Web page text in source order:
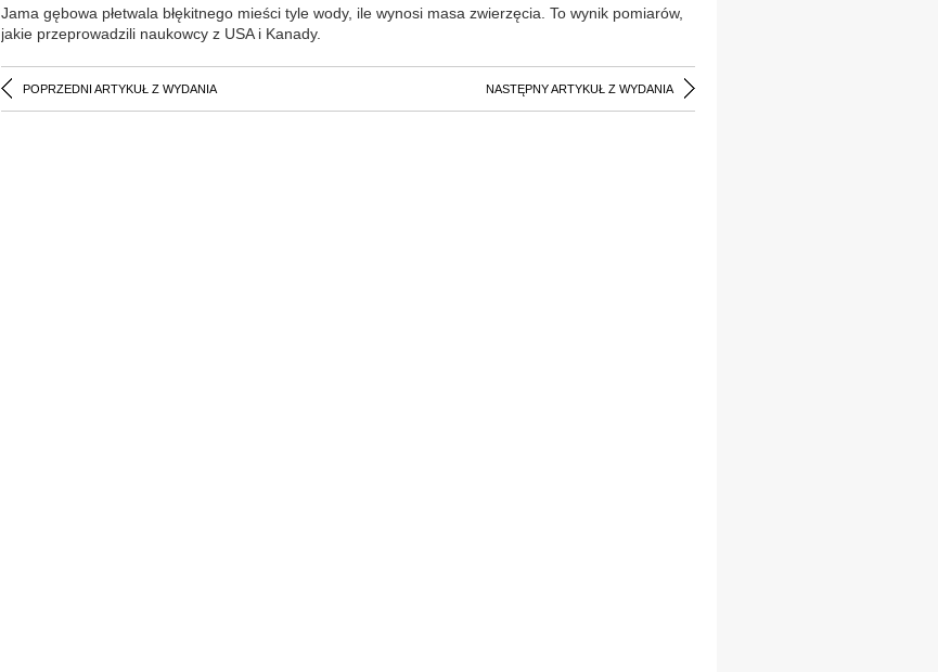
Jama gębowa płetwala błękitnego mieści tyle wody, ile wynosi masa zwierzęcia. To wynik pomiarów,
jakie przeprowadzili naukowcy z USA i Kanady.
POPRZEDNI ARTYKUŁ Z WYDANIA NASTĘPNY ARTYKUŁ Z WYDANIA